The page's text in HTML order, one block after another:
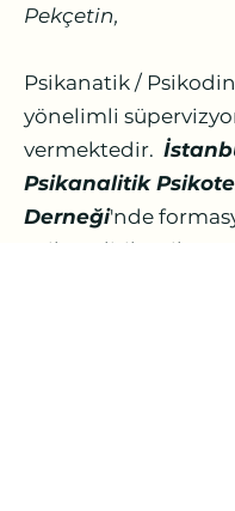
Pekçetin,
Psikanatik /
yönelimli
vermektedir.
Psikanalitik
Derneği'nde
psikanalitik